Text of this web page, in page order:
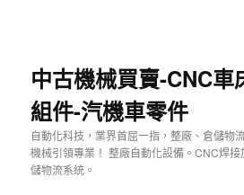
中古機械買賣-CNC車
組件-汽機車零件
自動化科技，業界首屈一指，整廠、倉儲物
機械引領專業！ 整廠自動化設備。CNC焊
儲物流系統。